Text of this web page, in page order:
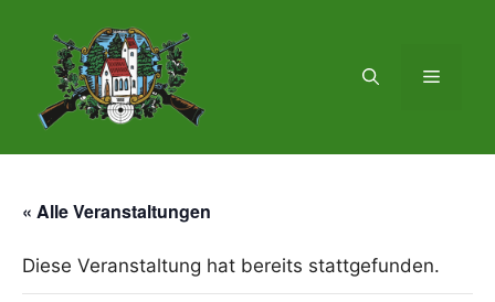
« Alle Veranstaltungen
Diese Veranstaltung hat bereits stattgefunden.